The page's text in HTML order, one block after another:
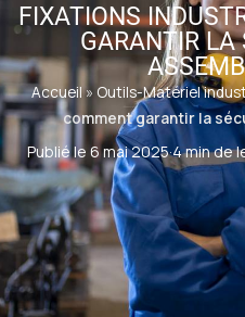
FIXATIONS
GARANTIR LA
Accueil» Outils-Matériel
comment garantir la
Publié le 6 mai 2025·4 min de